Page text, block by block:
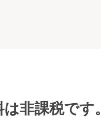
非課税です。